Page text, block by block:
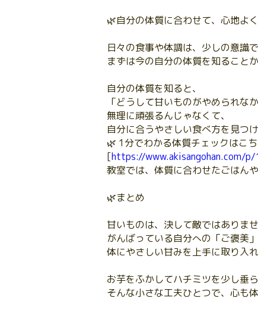
🌿自分の体質に合わせて、心地よく
日々の食事や体調は、少しの意識
まずは今の自分の体質を知ること
自分の体質を知ると、
「どうして甘いものがやめられ
無理に頑張るんじゃなくて、
自分に合うやさしい食べ方を見つ
🌿 1分でわかる体質チェックはこ
[https://www.akisangohan.com/
教室では、体質に合わせたごはん
🌿まとめ
甘いものは、決して敵ではありま
がんばっている自分への「ご褒美
体にやさしい甘みを上手に取り入
お芋をふかしてハチミツを少し垂ら
そんな小さな工夫ひとつで、心も